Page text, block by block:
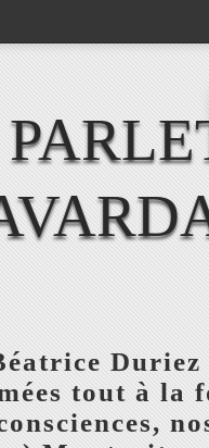
tout à la